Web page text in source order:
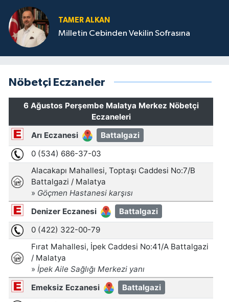
TAMER ALKAN
Milletin Cebinden Vekilin Sofrasına
Nöbetçi Eczaneler